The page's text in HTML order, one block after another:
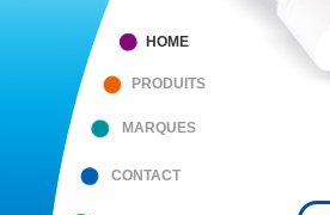
HOME
PRODUITS
MARQUES
CONTACT